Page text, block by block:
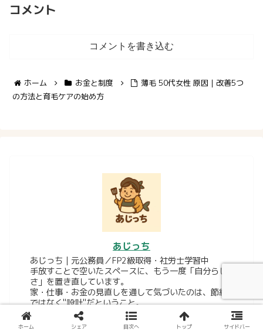
コメント
コメントを書き込む
ホーム お金と制度
薄毛 50代女性 原因｜改善5つ
の方法と育毛ケアの始め方
あじっち
あじっち｜元公務員／FP2級取得・社労士学習中
手放すことで空いたスペースに、もう一度「自分らし
さ」を置き直しています。
家・仕事・お金の見直しを通して気づいたのは、節約
ではなく"設計"だということ。
FP2級を取得し、現在は社労士を学びながら、固定費
（保険・通信・電気）と暮らしの整え方を一次情報ベ
ホーム シェア 目次へ トップ サイドバー